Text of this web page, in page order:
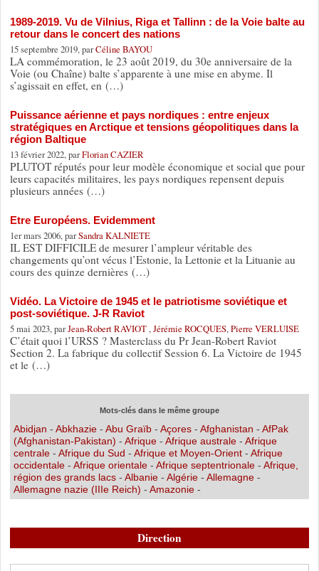
1989-2019. Vu de Vilnius, Riga et Tallinn : de la Voie balte au
retour dans le concert des nations
15 septembre 2019, parCéline BAYOU
LA commémoration, le 23 août 2019, du 30e anniversaire de la
Voie (ou Chaîne) balte s’apparente à une mise en abyme. Il
s’agissait en effet, en (…)
Puissance aérienne et pays nordiques : entre enjeux
stratégiques en Arctique et tensions géopolitiques dans la
région Baltique
13 février 2022, parFlorian CAZIER
PLUTOT réputés pour leur modèle économique et social que pour
leurs capacités militaires, les pays nordiques repensent depuis
plusieurs années (…)
Etre Européens. Evidemment
1er mars 2006, parSandra KALNIETE
IL EST DIFFICILE de mesurer l’ampleur véritable des
changements qu’ont vécus l’Estonie, la Lettonie et la Lituanie au
cours des quinze dernières (…)
Vidéo. La Victoire de 1945 et le patriotisme soviétique et
post-soviétique. J-R Raviot
5 mai 2023, parJean-Robert RAVIOT , Jérémie ROCQUES, Pierre VERLUISE
C’était quoi l’URSS ? Masterclass du Pr Jean-Robert Raviot
Section 2. La fabrique du collectif Session 6. La Victoire de 1945
et le (…)
Mots-clés dans le même groupe
Abidjan - Abkhazie- Abu Graïb- Açores- Afghanistan - AfPak
(Afghanistan-Pakistan) - Afrique- Afrique australe- Afrique
centrale - Afrique du Sud - Afrique et Moyen-Orient - Afrique
occidentale - Afrique orientale - Afrique septentrionale - Afrique,
région des grands lacs- Albanie - Algérie - Allemagne -
Allemagne nazie (IIIe Reich) - Amazonie-
Direction